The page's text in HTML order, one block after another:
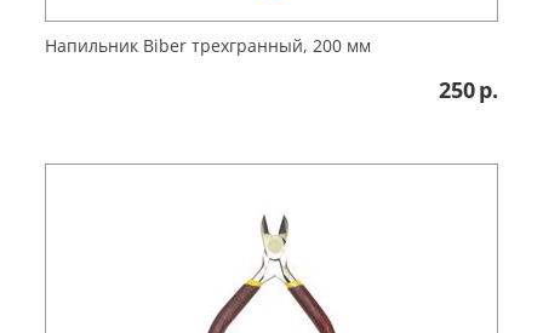
Напильник Biber трехгранный, 200 мм
250р.